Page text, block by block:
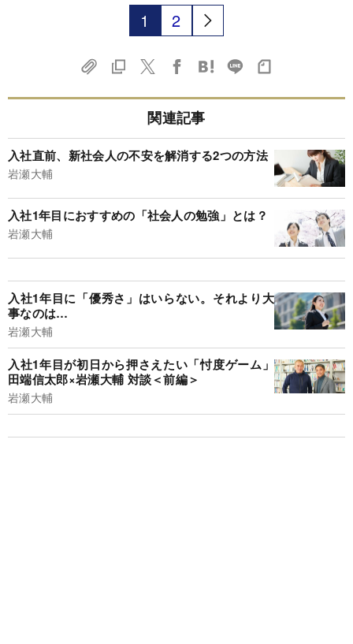
1 2
関連記事
入社直前、新社会人の不安を解消する2つの方法
岩瀬大輔
入社1年目におすすめの「社会人の勉強」とは？
岩瀬大輔
入社1年目に「優秀さ」はいらない。それより大
事なのは…
岩瀬大輔
入社1年目が初日から押さえたい「忖度ゲーム」
田端信太郎×岩瀬大輔 対談＜前編＞
岩瀬大輔